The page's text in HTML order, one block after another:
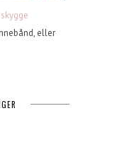
eller